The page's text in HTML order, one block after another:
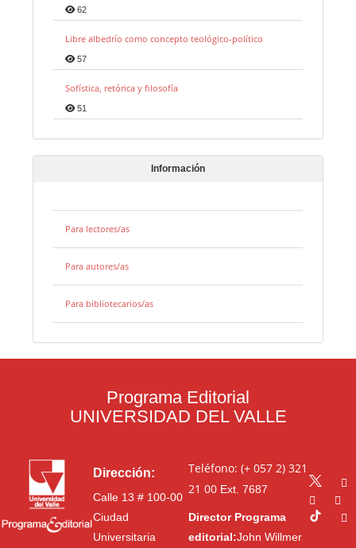
62
Libre albedrío como concepto teológico-político
57
Sofística, retórica y filosofía
51
Información
Para lectores/as
Para autores/as
Para bibliotecarios/as
Programa Editorial
UNIVERSIDAD DEL VALLE
Dirección:
Calle 13 # 100-00
Ciudad
Universitaria
Teléfono: (+ 057 2) 321
21 00Ext. 7687
Director Programa
editorial:John Willmer